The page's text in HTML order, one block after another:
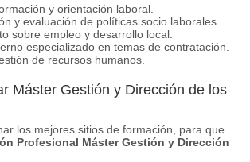
y orientación laboral.
y evaluación de políticas socio laborales.
sobre empleo y desarrollo local.
especializado en temas de contratación.
de recursos humanos.
Máster Gestión y Dirección de los
los mejores sitios de formación, para que
Profesional Máster Gestión y Dirección